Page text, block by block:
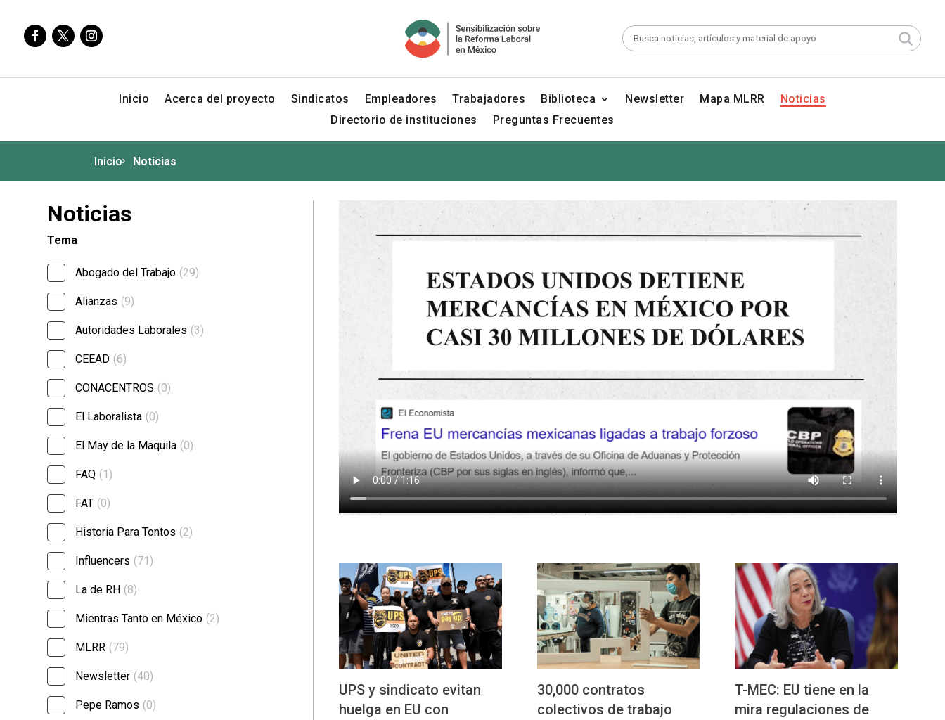
Inicio Acerca del proyecto Sindicatos Empleadores Trabajadores Biblioteca Newsletter Mapa MLRR
Noticias
Directorio de instituciones
Preguntas Frecuentes
Inicio Noticias
Noticias
Tema
Abogado del Trabajo (29)
Alianzas (9)
Autoridades Laborales (3)
CEEAD (6)
CONACENTROS (0)
El Laboralista (0)
El May de la Maquila (0)
FAQ (1)
FAT (0)
Historia Para Tontos (2)
Influencers (71)
La de RH (8)
Mientras Tanto en México (2)
MLRR (79)
Newsletter (40)
Pepe Ramos (0)
UPS y sindicato evitan
huelga en EU con
30,000 contratos
colectivos de trabajo
T-MEC: EU tiene en la
mira regulaciones de